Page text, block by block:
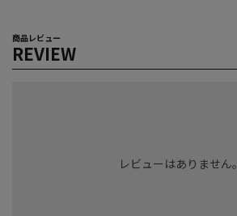
商品レビュー
REVIEW
レビューはありません。